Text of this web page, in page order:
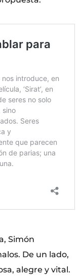
Simón
De un lado,
alegre y vital.